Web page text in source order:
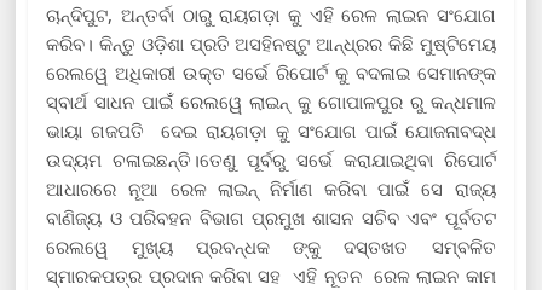
ଚାନ୍ଦିପୁଟ, ଅନ୍ତର୍ବା ଠାରୁ ରାୟଗଡ଼ା କୁ ଏହି ରେଳ ଲାଇନ ସଂଯୋଗ
କରିବ। କିନ୍ତୁ ଓଡ଼ିଶା ପ୍ରତି ଅସହିନଷ୍ଟୁ ଆନ୍ଧ୍ରର କିଛି ମୁଷ୍ଟିମେୟ
ରେଲୱେ ଅଧିକାରୀ ଉକ୍ତ ସର୍ଭେ ରିପୋର୍ଟ କୁ ବଦଳାଇ ସେମାନଙ୍କ
ସ୍ବାର୍ଥ ସାଧନ ପାଇଁ ରେଲୱେ ଲାଇନ୍ କୁ ଗୋପାଳପୁର ରୁ କନ୍ଧମାଳ
ଭାୟା ଗଜପତି ଦେଇ ରାୟଗଡ଼ା କୁ ସଂଯୋଗ ପାଇଁ ଯୋଜନାବଦ୍ଧ
ଉଦ୍ୟମ ଚଳାଇଛନ୍ତି।ତେଣୁ ପୂର୍ବରୁ ସର୍ଭେ କରାଯାଇଥିବା ରିପୋର୍ଟ
ଆଧାରରେ ନୂଆ ରେଳ ଲାଇନ୍ ନିର୍ମାଣ କରିବା ପାଇଁ ସେ ରାଜ୍ୟ
ବାଣିଜ୍ୟ ଓ ପରିବହନ ବିଭାଗ ପ୍ରମୁଖ ଶାସନ ସଚିବ ଏବଂ ପୂର୍ବତଟ
ରେଲୱେ ମୁଖ୍ୟ ପ୍ରବନ୍ଧକ ଙ୍କୁ ଦସ୍ତଖତ ସମ୍ବଳିତ
ସ୍ମାରକପତ୍ର ପ୍ରଦାନ କରିବା ସହ ଏହି ନୂତନ ରେଳ ଲାଇନ କାମ